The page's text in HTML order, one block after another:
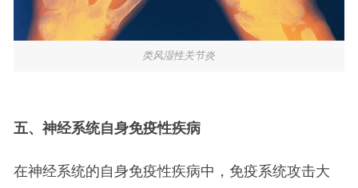
类风湿性关节炎
五、神经系统自身免疫性疾病
在神经系统的自身免疫性疾病中，免疫系统攻击大